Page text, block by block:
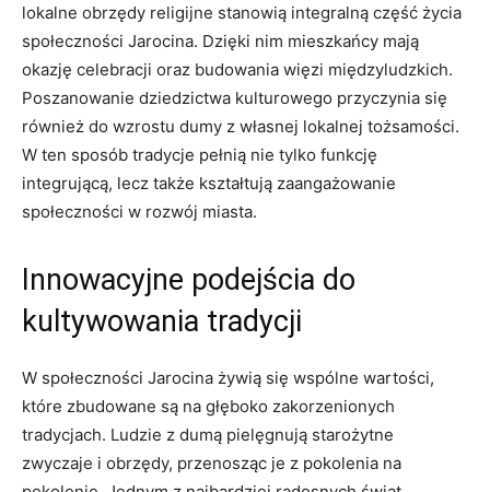
lokalne obrzędy ⁤religijne ​stanowią⁢ integralną część życia⁤
społeczności​ Jarocina. Dzięki ⁤nim​ mieszkańcy mają
okazję ‍celebracji oraz budowania więzi⁤ międzyludzkich.
Poszanowanie dziedzictwa kulturowego przyczynia się
również do wzrostu dumy⁣ z własnej⁢ lokalnej tożsamości.​
W ‌ten‍ sposób tradycje pełnią nie tylko funkcję
integrującą, lecz także kształtują zaangażowanie
⁤społeczności w ‌rozwój miasta.
Innowacyjne podejścia do​
kultywowania tradycji
W społeczności ‍Jarocina żywią ​się wspólne​ wartości,
które⁢ zbudowane są na ​głęboko⁣ zakorzenionych‍
tradycjach. Ludzie z dumą pielęgnują starożytne
zwyczaje ⁣i‌ obrzędy, przenosząc je z pokolenia na